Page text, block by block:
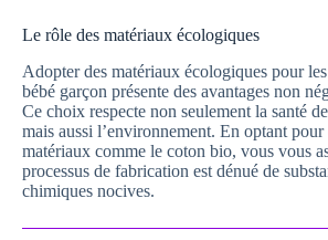
Le rôle des matériaux écologiques
Adopter des matériaux écologiques pour
bébé garçon présente des avantages non
Ce choix respecte non seulement la santé
mais aussi l’environnement. En optant pour
matériaux comme le coton bio, vous vous
processus de fabrication est dénué de
chimiques nocives.